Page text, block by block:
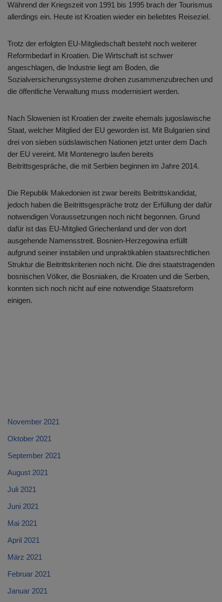
Während der Kriegszeit von 1991 bis 1995 brach der Tourismus
allerdings ein. Heute ist Kroatien wieder ein beliebtes Reiseziel.
Trotz der erfolgten EU-Mitgliedschaft besteht noch weiterer
Reformbedarf in Kroatien. Die Wirtschaft ist schwer
angeschlagen, die Industrie liegt am Boden, die
Sozialversicherungssysteme drohen zusammenzubrechen und
die öffentliche Verwaltung muss modernisiert werden.
Nach Slowenien ist Kroatien der zweite ehemals jugoslawische
Staat, welcher Mitglied der EU geworden ist. Mit Bulgarien sind
drei von sieben südslawischen Nationen jetzt unter dem Dach
der EU vereint. Mit Montenegro laufen bereits
Beitrittsgespräche, die mit Serbien beginnen im Jahre 2014.
Die Republik Makedonien ist zwar bereits Beitrittskandidat,
jedoch haben die Beitrittsgespräche trotz der Erfüllung der dafür
notwendigen Voraussetzungen noch nicht begonnen. Grund
dafür ist das EU-Mitglied Griechenland und der von dort
ausgehende Namensstreit. Bosnien-Herzegowina erfüllt
aufgrund seiner instabilen und unpraktikablen staatsrechtlichen
Struktur die Beitrittskriterien noch nicht. Die drei staatstragenden
bosnischen Völker, die Bosniaken, die Kroaten und die Serben,
konnten sich noch nicht auf eine notwendige Staatsreform
einigen.
November 2021
Oktober 2021
September 2021
August 2021
Juli 2021
Juni 2021
Mai 2021
April 2021
März 2021
Februar 2021
Januar 2021